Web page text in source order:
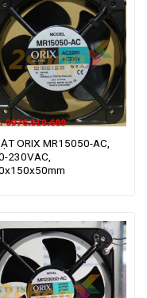
ORIX MR15050-AC,
230VAC,